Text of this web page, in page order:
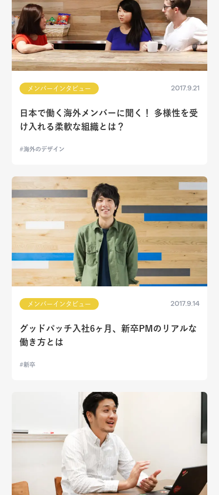
メンバーインタビュー 2017.9.21
日本で働く海外メンバーに聞く！多様性を受
け入れる柔軟な組織とは？
海外のデザイン
メンバーインタビュー 2017.9.14
グッドパッチ入社6ヶ月、新卒PMのリアルな
働き方とは
新卒